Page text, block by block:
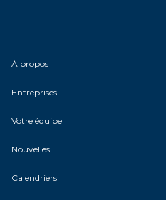
À propos
Entreprises
Votre équipe
Nouvelles
Calendriers